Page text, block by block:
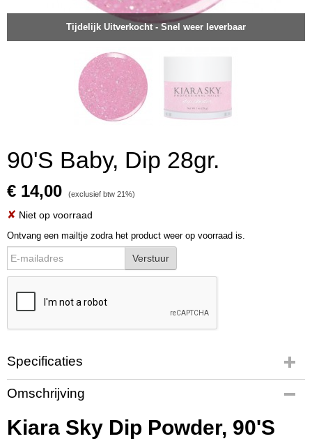
Tijdelijk Uitverkocht - Snel weer leverbaar
90'S Baby, Dip 28gr.
€ 14,00 (exclusief btw 21%)
✘ Niet op voorraad
Ontvang een mailtje zodra het product weer op voorraad is.
Verstuur
Specificaties
Productcode
KSDP210
EAN code
600300690712
Omschrijving
Kiara Sky Dip Powder, 90'S